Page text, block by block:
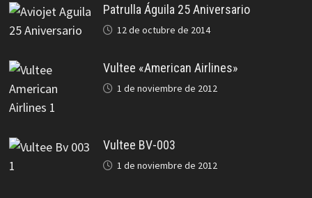
Patrulla Águila 25 Aniversario
12 de octubre de 2014
Vultee «American Airlines»
1 de noviembre de 2012
Vultee BV-003
1 de noviembre de 2012